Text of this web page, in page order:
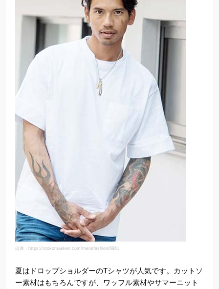
出典：https://otokomaeken.com/mensfashion/6961
夏はドロップショルダーのTシャツが人気です。カットソ
ー素材はもちろんですが、ワッフル素材やサマーニット